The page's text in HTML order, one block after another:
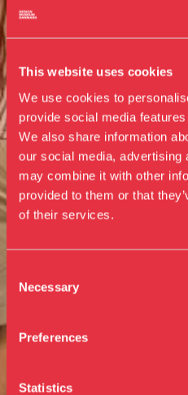
This website uses cookies
We use cookies to
provide social media
We also share information
our social media, advertising
may combine it with other
provided to them or that
of their services.
Selection
Necessary
Preferences
Statistics
Åbningstider & priser